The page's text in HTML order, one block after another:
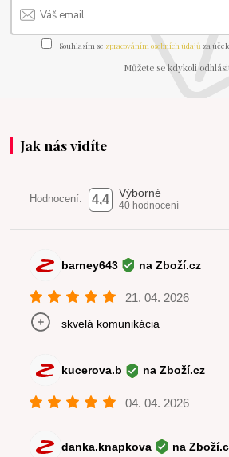
Souhlasím se zpracováním osobních údajů za
Můžete se kdykoli
Jak nás vidíte